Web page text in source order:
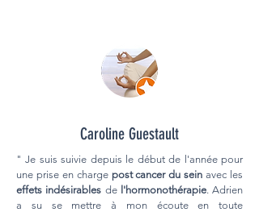
Caroline Guestault
" Je suis suivie depuis le début de l'année pour
une prise en charge post cancer du sein avec les
effets indésirables de l'hormonothérapie. Adrien
a su se mettre à mon écoute en toute